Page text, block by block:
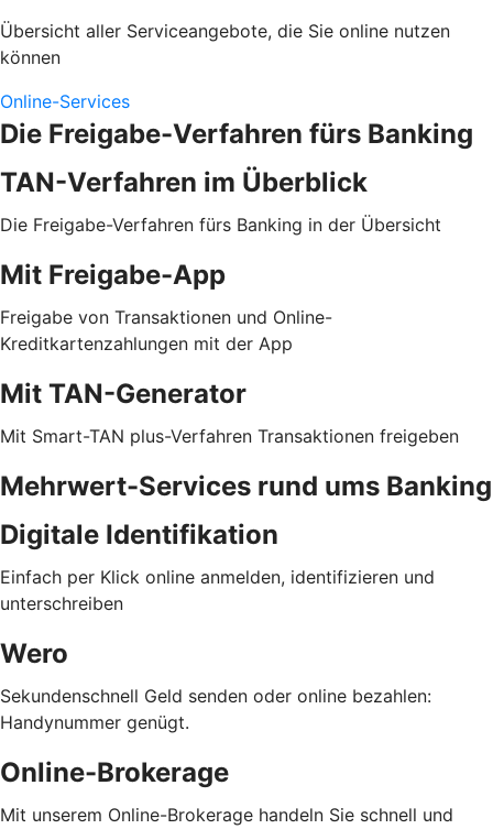
Übersicht aller Serviceangebote, die Sie online nutzen
können
Online-Services
Die Freigabe-Verfahren fürs Banking
TAN-Verfahren im Überblick
Die Freigabe-Verfahren fürs Banking in der Übersicht
Mit Freigabe-App
Freigabe von Transaktionen und Online-
Kreditkartenzahlungen mit der App
Mit TAN-Generator
Mit Smart-TAN plus-Verfahren Transaktionen freigeben
Mehrwert-Services rund ums Banking
Digitale Identifikation
Einfach per Klick online anmelden, identifizieren und
unterschreiben
Wero
Sekundenschnell Geld senden oder online bezahlen:
Handynummer genügt.
Online-Brokerage
Mit unserem Online-Brokerage handeln Sie schnell und